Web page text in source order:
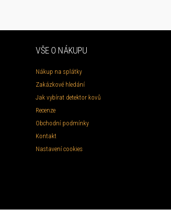
VŠE O NÁKUPU
Nákup na splátky
Zakázkové hledání
Jak vybírat detektor kovů
Recenze
Obchodní podmínky
Kontakt
Nastavení cookies